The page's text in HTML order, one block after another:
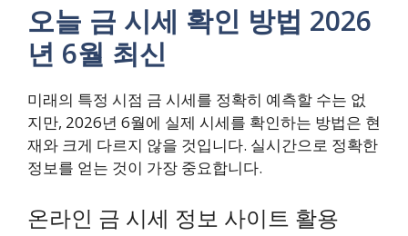
오늘 금 시세 확인 방법 2026
년 6월 최신
미래의 특정 시점 금 시세를 정확히 예측할 수는 없
지만, 2026년 6월에 실제 시세를 확인하는 방법은 현
재와 크게 다르지 않을 것입니다. 실시간으로 정확한
정보를 얻는 것이 가장 중요합니다.
온라인 금 시세 정보 사이트 활용